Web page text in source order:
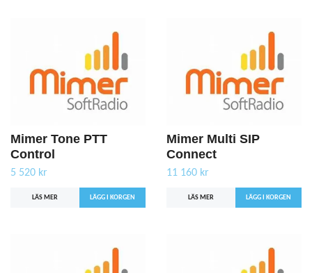
Mimer Tone PTT
Control
5 520 kr
LÄS MER
Mimer Multi SIP
Connect
11 160 kr
LÄS MER